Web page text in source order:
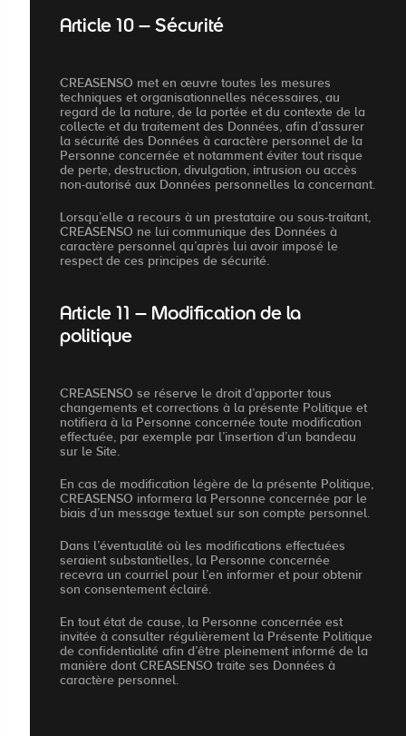
Article 10 – Sécurité
CREASENSO met en œuvre toutes les mesures
techniques et organisationnelles nécessaires, au
regard de la nature, de la portée et du contexte de la
collecte et du traitement des Données, afin d’assurer
la sécurité des Données à caractère personnel de la
Personne concernée et notamment éviter tout risque
de perte, destruction, divulgation, intrusion ou accès
non-autorisé aux Données personnelles la concernant.
Lorsqu’elle a recours à un prestataire ou sous-traitant,
CREASENSO ne lui communique des Données à
caractère personnel qu’après lui avoir imposé le
respect de ces principes de sécurité.
Article 11 – Modification de la
politique
CREASENSO se réserve le droit d’apporter tous
changements et corrections à la présente Politique et
notifiera à la Personne concernée toute modification
effectuée, par exemple par l’insertion d’un bandeau
sur le Site.
En cas de modification légère de la présente Politique,
CREASENSO informera la Personne concernée par le
biais d’un message textuel sur son compte personnel.
Dans l’éventualité où les modifications effectuées
seraient substantielles, la Personne concernée
recevra un courriel pour l’en informer et pour obtenir
son consentement éclairé.
En tout état de cause, la Personne concernée est
invitée à consulter régulièrement la Présente Politique
de confidentialité afin d’être pleinement informé de la
manière dont CREASENSO traite ses Données à
caractère personnel.